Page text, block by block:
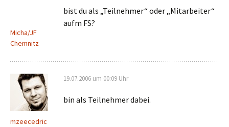
Micha/JF
Chemnitz
bist du als „Teilnehmer“ oder „Mitarbeiter“
aufm FS?
mzeecedric
19.07.2006 um 00:09 Uhr
bin als Teilnehmer dabei.